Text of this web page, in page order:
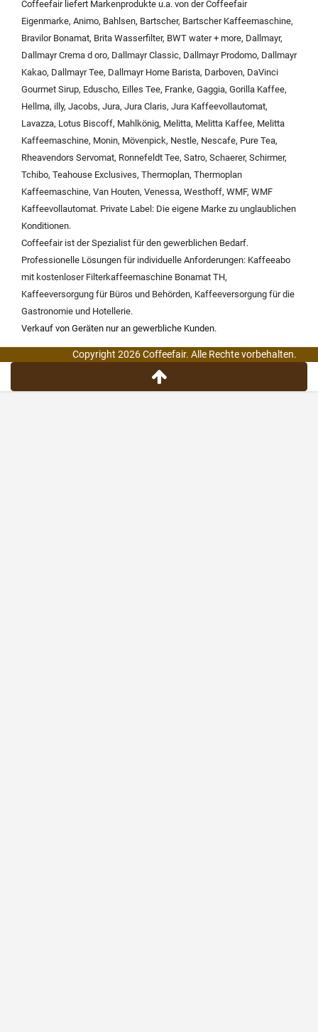
Coffeefair liefert Markenprodukte u.a. von derCoffeefair
Eigenmarke, Animo, Bahlsen, Bartscher, Bartscher Kaffeemaschine,
Bravilor Bonamat, Brita Wasserfilter, BWT water + more, Dallmayr,
Dallmayr Crema d oro, Dallmayr Classic, Dallmayr Prodomo, Dallmayr
Kakao, Dallmayr Tee, Dallmayr Home Barista, Darboven, DaVinci
Gourmet Sirup, Eduscho, Eilles Tee, Franke, Gaggia, Gorilla Kaffee,
Hellma, illy, Jacobs, Jura, Jura Claris, Jura Kaffeevollautomat,
Lavazza, Lotus Biscoff, Mahlkönig, Melitta, Melitta Kaffee, Melitta
Kaffeemaschine, Monin, Mövenpick, Nestle, Nescafe, Pure Tea,
Rheavendors Servomat, Ronnefeldt Tee, Satro, Schaerer, Schirmer,
Tchibo, Teahouse Exclusives, Thermoplan, Thermoplan
Kaffeemaschine, Van Houten, Venessa, Westhoff, WMF, WMF
Kaffeevollautomat. Private Label: Die eigene Marke zu unglaublichen
Konditionen.
Coffeefair ist der Spezialist für den gewerblichen Bedarf.
Professionelle Lösungen für individuelle Anforderungen: Kaffeeabo
mit kostenloser Filterkaffeemaschine Bonamat TH,
Kaffeeversorgung für Büros und Behörden, Kaffeeversorgung für die
Gastronomie und Hotellerie.
Verkauf von Geräten nur an gewerbliche Kunden.
Copyright 2026 Coffeefair. Alle Rechte vorbehalten.